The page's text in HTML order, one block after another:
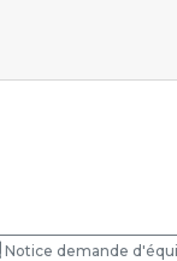
Notice demande